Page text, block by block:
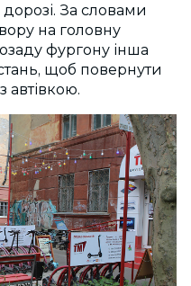
За словами
на головну
фургону інша
щоб повернути
автівкою.